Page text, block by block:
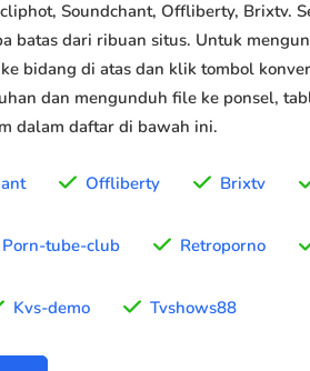
Soundchant, Offliberty, Brixtv.
batas dari ribuan situs. Untuk
bidang di atas dan klik tombol
dan mengunduh file ke ponsel,
dalam daftar di bawah ini.
Offliberty Brixtv
Porn-tube-club Retroporno
Kvs-demo Tvshows88